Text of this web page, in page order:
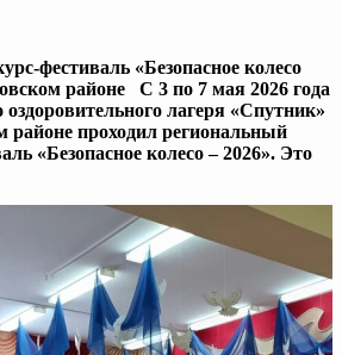
фестиваль «Безопасное колесо
районе С 3 по 7 мая 2026 года
оздоровительного лагеря «Спутник»
районе проходил региональный
«Безопасное колесо – 2026». Это